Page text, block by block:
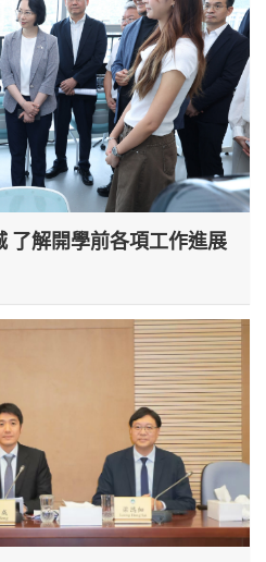
了解開學前各項工作進展